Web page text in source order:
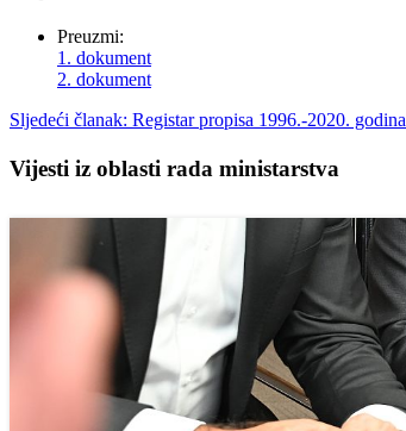
Preuzmi:
1. dokument
2. dokument
Sljedeći članak: Registar propisa 1996.-2020. godina
Vijesti iz oblasti rada ministarstva